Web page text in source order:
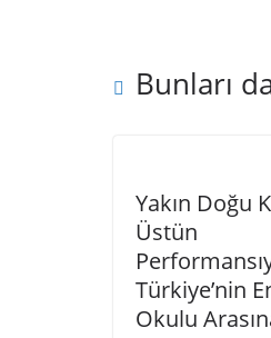
Bunları
Yakın Doğu
Üstün
Türkiye’nin
Okulu